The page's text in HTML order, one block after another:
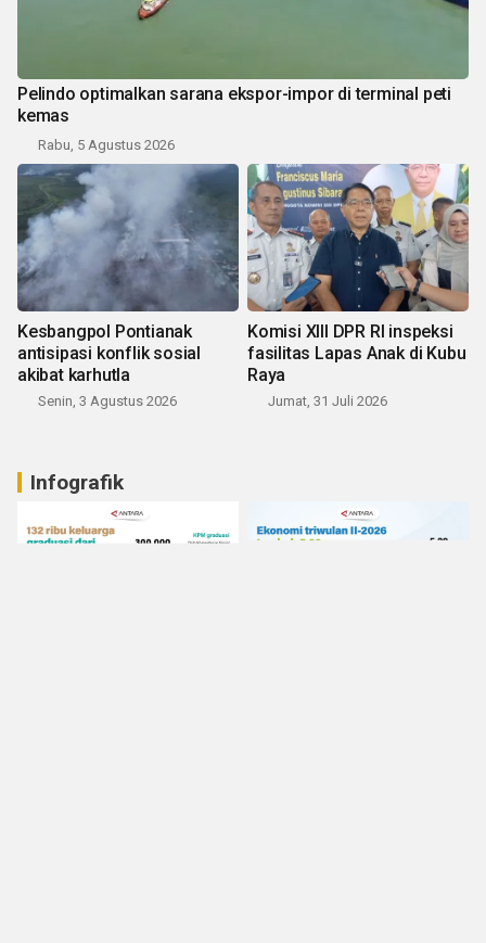
Pelindo optimalkan sarana ekspor-impor di terminal peti
kemas
Rabu, 5 Agustus 2026
Kesbangpol Pontianak
antisipasi konflik sosial
akibat karhutla
Senin, 3 Agustus 2026
Komisi XIII DPR RI inspeksi
fasilitas Lapas Anak di Kubu
Raya
Jumat, 31 Juli 2026
Infografik